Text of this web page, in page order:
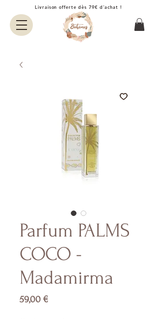
Livraison offerte dès 79€ d'achat !
Parfum PALMS
COCO -
Madamirma
59,00 €